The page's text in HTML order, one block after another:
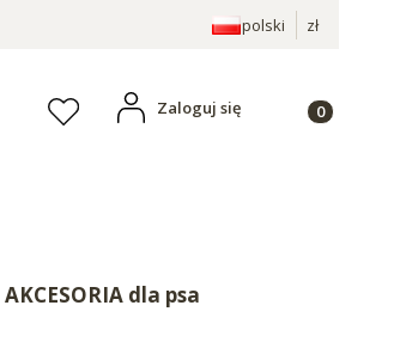
polski zł
Ulubione
Zaloguj się Produkty w
AKCESORIA dla psa